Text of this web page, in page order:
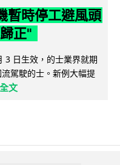
暫時停工避風頭
正"
3 日生效，的士業界就期
駕駛的士。新例大幅提
文